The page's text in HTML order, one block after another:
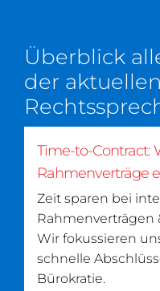
Überblick
der aktuellen
Time-to-Contract:
Rahmenverträge
Zeit sparen bei
Rahmenverträgen
Wir fokussieren
schnelle
Bürokratie.